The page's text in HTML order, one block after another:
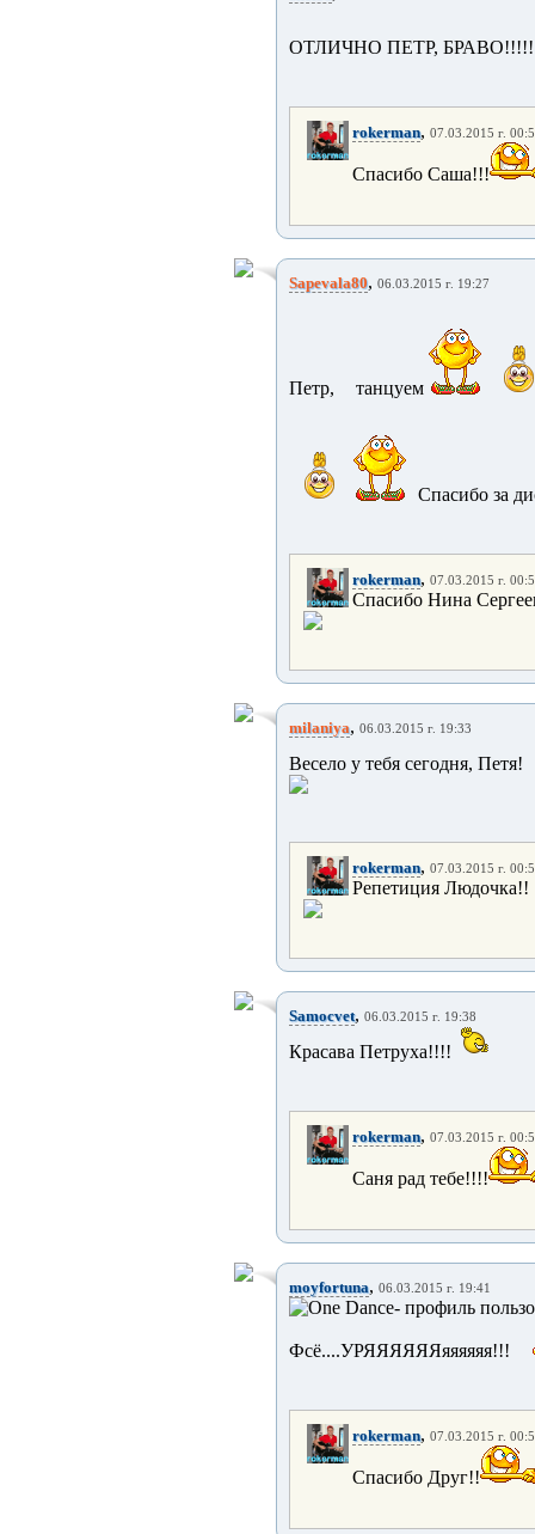
ОТЛИЧНО ПЕТР,
rokerman, 07.03.2015 г.
Спасибо Саша!!!
Sapevala80, 06.03.2015 г. 19:27
Петр, танцуем
Спасибо за
rokerman, 07.03.2015 г.
Спасибо Нина
milaniya, 06.03.2015 г. 19:33
Весело у тебя сегодня, Петя!
rokerman, 07.03.2015 г.
Репетиция Людочка!!
Samocvet, 06.03.2015 г. 19:38
Красава Петруха!!!!
rokerman, 07.03.2015 г.
Саня рад тебе!!!!
moyfortuna, 06.03.2015 г. 19:41
Фсё....УРЯЯЯЯЯЯяяяяяя!!!
rokerman, 07.03.2015 г.
Спасибо Друг!!